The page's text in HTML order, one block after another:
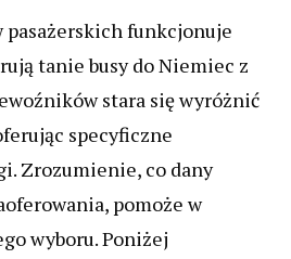
pasażerskich funkcjonuje
tanie busy do Niemiec z
stara się wyróżnić
specyficzne
Zrozumienie, co dany
pomoże w
wyboru. Poniżej